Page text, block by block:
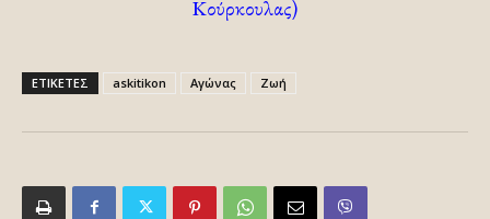
Κούρκουλας)
ΕΤΙΚΕΤΕΣ askitikon Αγώνας Ζωή